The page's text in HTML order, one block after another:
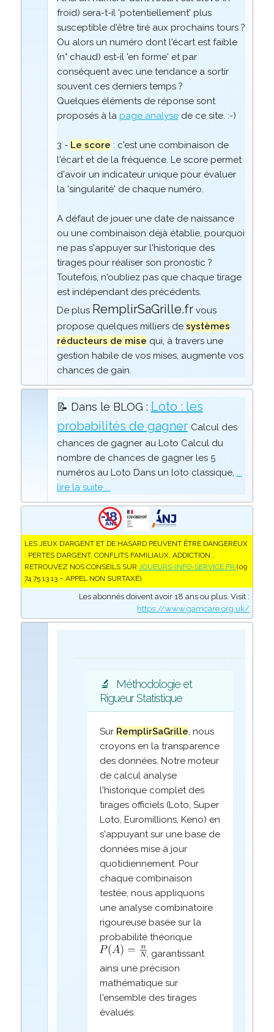
froid) sera-t-il 'potentiellement' plus
susceptible d'être tiré aux prochains tours ?
Ou alors un numéro dont l'écart est faible
(n° chaud) est-il 'en forme' et par
conséquent avec une tendance a sortir
souvent ces derniers temps ?
Quelques éléments de réponse sont
proposés à la page analysede ce site. :-)
3 - Le score : c'est une combinaison de
l'écart et de la fréquence. Le score permet
d'avoir un indicateur unique pour évaluer
la 'singularité' de chaque numéro.
A défaut de jouer une date de naissance
ou une combinaison déjà établie, pourquoi
ne pas s'appuyer sur l'historique des
tirages pour réaliser son pronostic ?
Toutefois, n'oubliez pas que chaque tirage
est indépendant des précédents.
De plus RemplirSaGrille.frvous
propose quelques milliers de systèmes
réducteurs de mise qui, à travers une
gestion habile de vos mises, augmente vos
chances de gain.
📝 Dans le BLOG : Loto : les
probabilités de gagner Calcul des
chances de gagner au Loto Calcul du
nombre de chances de gagner les 5
numéros au Loto Dans un loto classique, ...
lire la suite ...
LES JEUX D’ARGENT ET DE HASARD PEUVENT ÊTRE DANGEREUX
: PERTES D’ARGENT, CONFLITS FAMILIAUX, ADDICTION...
RETROUVEZ NOS CONSEILS SUR JOUEURS-INFO-SERVICE.FR (09
74 75 13 13 – APPEL NON SURTAXÉ).
Les abonnés doivent avoir 18 ans ou plus. Visit :
https://www.gamcare.org.uk/
🔬
Méthodologie et
Rigueur Statistique
Sur RemplirSaGrille, nous
croyons en la transparence
des données. Notre moteur
de calcul analyse
l'historique complet des
tirages officiels (Loto, Super
Loto, Euromillions, Keno) en
s'appuyant sur une base de
données mise à jour
quotidiennement. Pour
chaque combinaison
testée, nous appliquons
une analyse combinatoire
rigoureuse basée sur la
probabilité théorique
, garantissant
ainsi une précision
mathématique sur
l'ensemble des tirages
évalués.